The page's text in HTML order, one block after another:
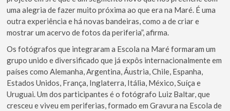
uma alegria de fazer muito próxima ao que era na Maré. É uma
outra experiência e há novas bandeiras, como a de criar e
mostrar um acervo de fotos da periferia”, afirma.
Os fotógrafos que integraram a Escola na Maré formaram um
grupo unido e diversificado que já expôs internacionalmente em
países como Alemanha, Argentina, Áustria, Chile, Espanha,
Estados Unidos, França, Inglaterra, Itália, México, Suíça e
Uruguai. Um dos participantes é o fotógrafo Luiz Baltar, que
cresceu e viveu em periferias, formado em Gravura na Escola de